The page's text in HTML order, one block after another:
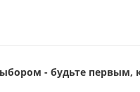
- будьте первым,